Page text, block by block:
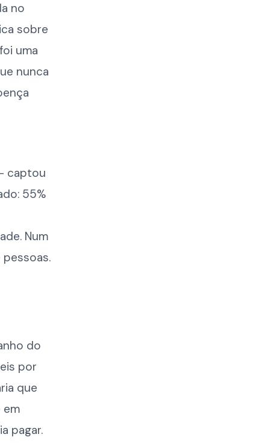
no
sobre
uma
nunca
captou
55%
Num
do
por
que
em
pagar.